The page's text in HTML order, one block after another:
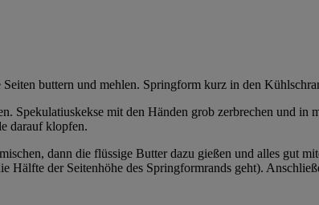
buttern und mehlen. Springform kurz in den
Spekulatiuskekse mit den Händen grob zerbrechen und in
darauf klopfen.
dann die flüssige Butter dazu gießen und alles gut
Hälfte der Seitenhöhe des Springformrands geht).